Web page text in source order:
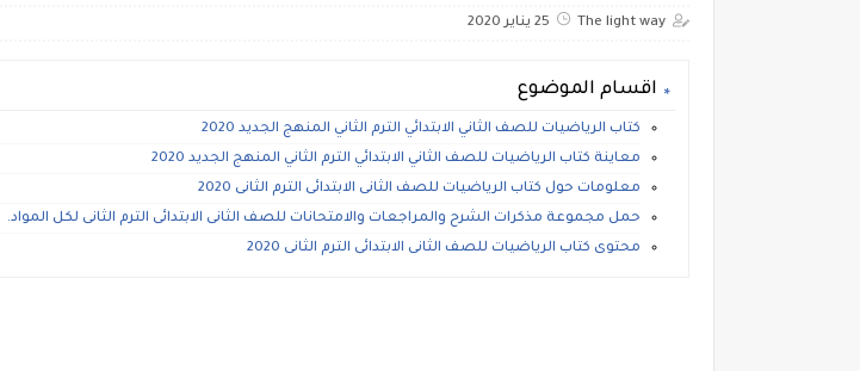
The light way 25 يناير 2020
اقسام الموضوع
كتاب الرياضيات للصف الثاني الابتدائي الترم الثاني المنهج الجديد 2020
معاينة كتاب الرياضيات للصف الثاني الابتدائي الترم الثاني المنهج الجديد 2020
معلومات حول كتاب الرياضيات للصف الثانى الابتدائى الترم الثانى 2020
حمل مجموعة مذكرات الشرح والمراجعات والامتحانات للصف الثانى الابتدائى الترم الثانى لكل المواد.
محتوى كتاب الرياضيات للصف الثانى الابتدائى الترم الثانى 2020